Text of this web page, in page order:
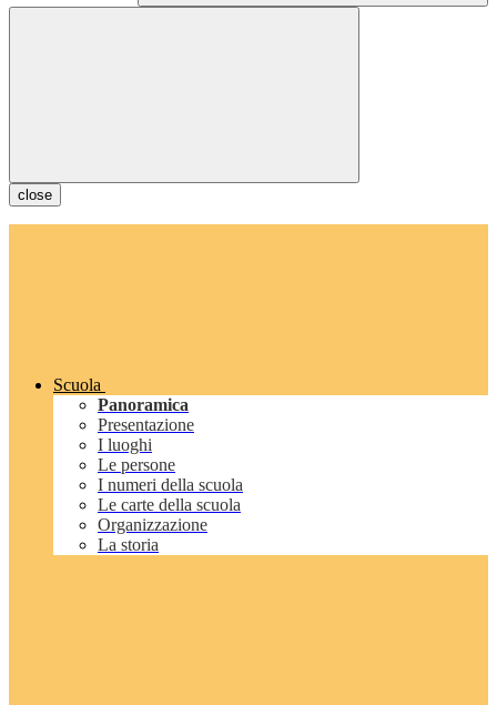
close
Scuola
Panoramica
Presentazione
I luoghi
Le persone
I numeri della scuola
Le carte della scuola
Organizzazione
La storia